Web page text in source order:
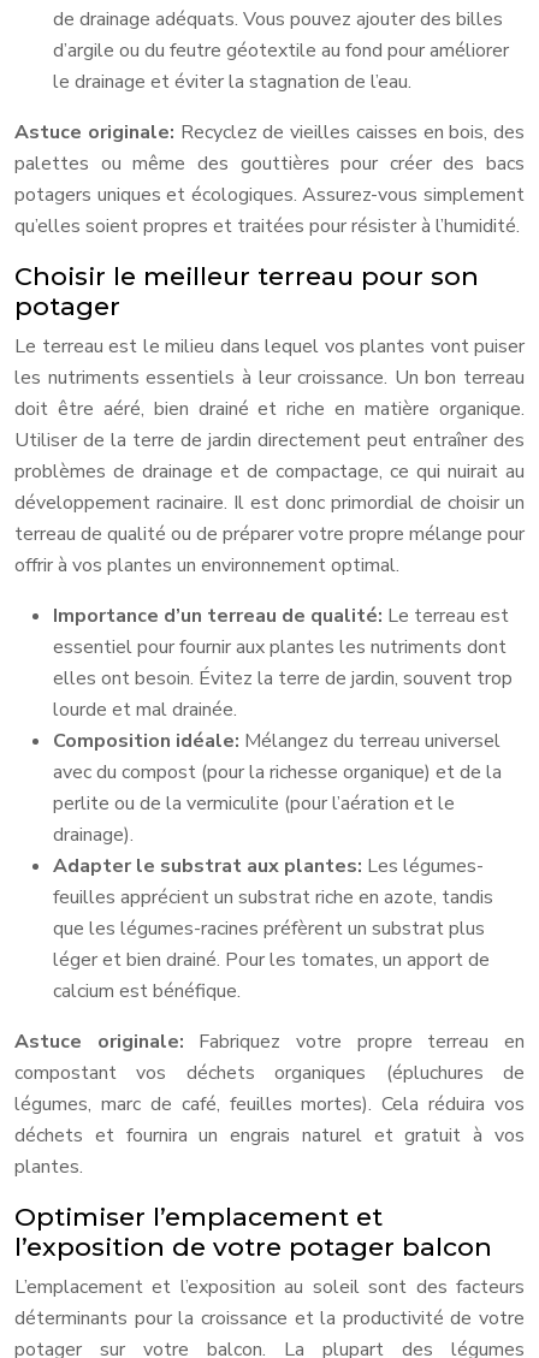
de drainage adéquats. Vous pouvez ajouter des billes
d’argile ou du feutre géotextile au fond pour améliorer
le drainage et éviter la stagnation de l’eau.
Astuce originale: Recyclez de vieilles caisses en bois, des
palettes ou même des gouttières pour créer des bacs
potagers uniques et écologiques. Assurez-vous simplement
qu’elles soient propres et traitées pour résister à l’humidité.
Choisir le meilleur terreau pour son
potager
Le terreau est le milieu dans lequel vos plantes vont puiser
les nutriments essentiels à leur croissance. Un bon terreau
doit être aéré, bien drainé et riche en matière organique.
Utiliser de la terre de jardin directement peut entraîner des
problèmes de drainage et de compactage, ce qui nuirait au
développement racinaire. Il est donc primordial de choisir un
terreau de qualité ou de préparer votre propre mélange pour
offrir à vos plantes un environnement optimal.
Importance d’un terreau de qualité: Le terreau est
essentiel pour fournir aux plantes les nutriments dont
elles ont besoin. Évitez la terre de jardin, souvent trop
lourde et mal drainée.
Composition idéale: Mélangez du terreau universel
avec du compost (pour la richesse organique) et de la
perlite ou de la vermiculite (pour l’aération et le
drainage).
Adapter le substrat aux plantes: Les légumes-
feuilles apprécient un substrat riche en azote, tandis
que les légumes-racines préfèrent un substrat plus
léger et bien drainé. Pour les tomates, un apport de
calcium est bénéfique.
Astuce originale: Fabriquez votre propre terreau en
compostant vos déchets organiques (épluchures de
légumes, marc de café, feuilles mortes). Cela réduira vos
déchets et fournira un engrais naturel et gratuit à vos
plantes.
Optimiser l’emplacement et
l’exposition de votre potager balcon
L’emplacement et l’exposition au soleil sont des facteurs
déterminants pour la croissance et la productivité de votre
potager sur votre balcon. La plupart des légumes